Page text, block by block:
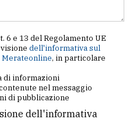
e 13 del Regolamento UE
dell'informativa sul
, in particolare
di informazioni
nel messaggio
di pubblicazione
dell'informativa